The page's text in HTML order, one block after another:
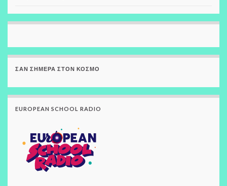
ΣΑΝ ΣΉΜΕΡΑ ΣΤΟΝ ΚΌΣΜΟ
EUROPEAN SCHOOL RADIO